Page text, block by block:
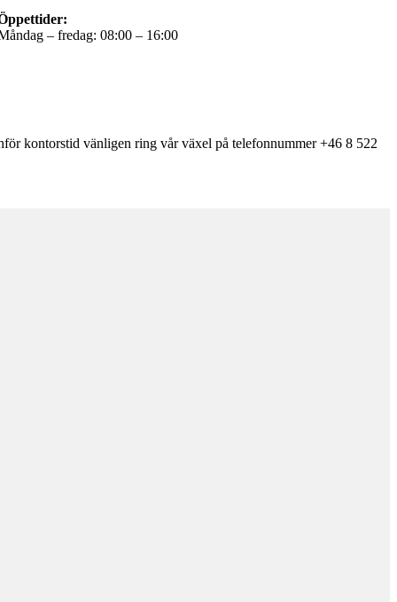
– fredag: 08:00 – 16:00
kontorstid vänligen ring vår växel på telefonnummer +46 8 522